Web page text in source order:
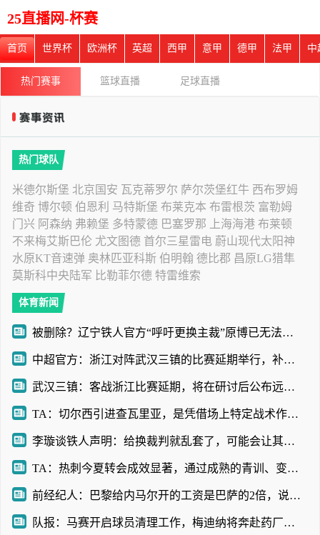
25直播网-杯赛
首页 世界杯 欧洲杯 英超 西甲 意甲 德甲 法甲 中
热门赛事 篮球直播 足球直播
热门球队
米德尔斯堡 北京国安 瓦克蒂罗尔 萨尔茨堡红牛 西布罗姆
维奇 博尔顿 伯恩利 马特斯堡 布莱克本 布雷根茨 富勒姆
门兴 阿森纳 弗赖堡 多特蒙德 巴塞罗那 上海海港 布莱顿
不来梅艾斯巴伦 尤文图德 首尔三星雷电 蔚山现代太阳神
水原KT音速弹 奥林匹亚科斯 伯明翰 德比郡 昌原LG猎隼
莫斯科中央陆军 比勒菲尔德 特雷维索
体育新闻
被删除？辽宁铁人官方“呼吁更换主裁”原博已无法查看
中超官方：浙江对阵武汉三镇的比赛延期举行，补赛时间另行通知
武汉三镇：客战浙江比赛延期，将在研讨后公布远征球迷的补偿方案
TA：切尔西引进查瓦里亚，是凭借场上特定战术作用被选中的即战力
李璇谈铁人声明：给换裁判就乱套了，可能会让其他裁判产生共情
TA：热刺今夏转会成效显著，通过成熟的青训、变现完成阵容迭代
前经纪人：巴黎给内马尔开的工资是巴萨的2倍，说到底还是钱
队报：马赛开启球员清理工作，梅迪纳将奔赴药厂，鲁利将加盟曼城